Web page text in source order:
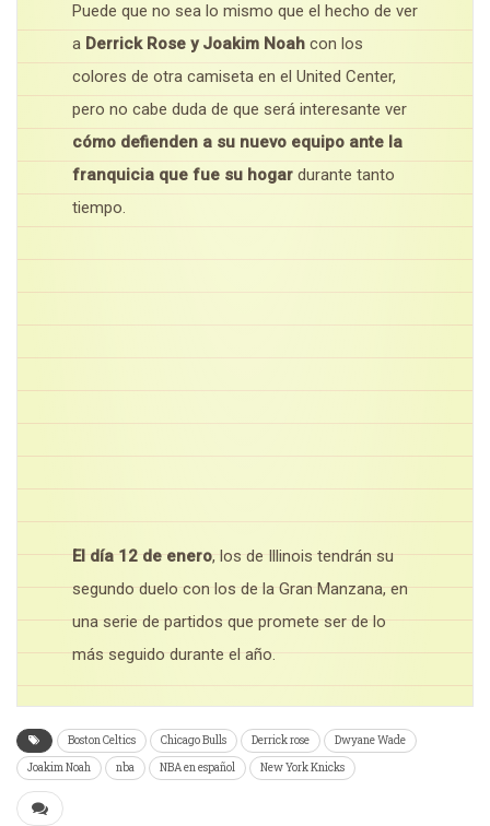
Puede que no sea lo mismo que el hecho de ver
a Derrick Rose y Joakim Noah con los
colores de otra camiseta en el United Center,
pero no cabe duda de que será interesante ver
cómo defienden a su nuevo equipo ante la
franquicia que fue su hogar durante tanto
tiempo.
El día 12 de enero, los de Illinois tendrán su
segundo duelo con los de la Gran Manzana, en
una serie de partidos que promete ser de lo
más seguido durante el año.
Boston Celtics Chicago Bulls Derrick rose
Dwyane Wade
Joakim Noah
nba NBA en español New York Knicks